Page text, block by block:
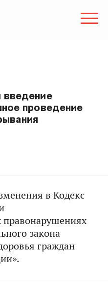
проведение
в Кодекс
закона
граждан